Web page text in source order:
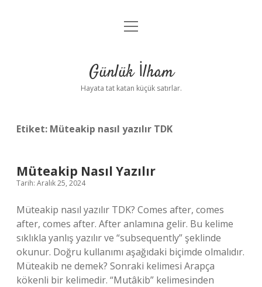
Anasayfa
Yasal Uyarı
menüyü
Günlük İlham
Hayata tat katan küçük satırlar.
Etiket: Müteakip nasıl yazılır TDK
Müteakip Nasıl Yazılır
Tarih: Aralık 25, 2024
Müteakip nasıl yazılır TDK? Comes after, comes
after, comes after. After anlamına gelir. Bu kelime
sıklıkla yanlış yazılır ve “subsequently” şeklinde
okunur. Doğru kullanımı aşağıdaki biçimde olmalıdır.
Müteakib ne demek? Sonraki kelimesi Arapça
kökenli bir kelimedir. “Mutâkib” kelimesinden